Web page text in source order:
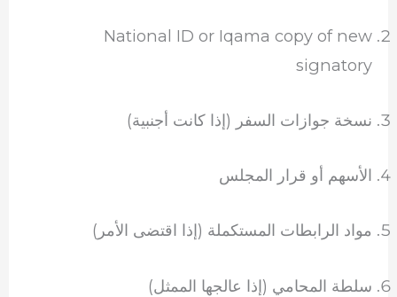
National ID or Iqama copy of new
signatory
نسخة جوازات السفر (إذا كانت أجنبية)
الأسهم أو قرار المجلس
مواد الرابطات المستكملة (إذا اقتضى الأمر)
سلطة المحامي (إذا عالجها الممثل)